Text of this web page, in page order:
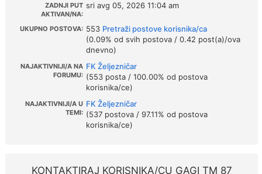
ZADNJI PUT
AKTIVAN/NA:
sri avg 05, 2026 11:04 am
UKUPNO POSTOVA: 553 Pretraži postove korisnika/ca
(0.09% od svih postova / 0.42 post(a)/ova
dnevno)
NAJAKTIVNIJI/A NA
FORUMU:
FK Željezničar
(553 posta / 100.00% od postova
korisnika/ce)
NAJAKTIVNIJI/A U
TEMI:
FK Željezničar
(537 postova / 97.11% od postova
korisnika/ce)
KONTAKTIRAJ KORISNIKA/CU GAGI TM 87